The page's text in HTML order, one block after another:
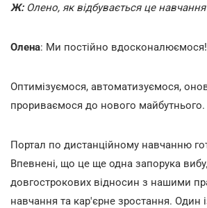
Ж:Олено, як відбувається це
Олена: Ми постійно вдосконалюємося!
Оптимізуємося, автоматизуємося,
прориваємося до нового майбутнього.
Портал по дистанційному навчанню
Впевнені, що це ще одна запорука
довгострокових відносин з нашими
навчання та кар'єрне зростання. Один